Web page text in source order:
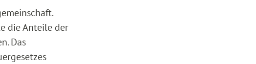
die Anteile der
Das